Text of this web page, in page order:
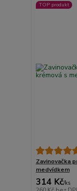
TOP produkt
Zavinovačka
medvídkem
314 Kč/ks